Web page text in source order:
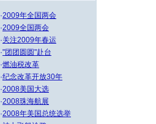
·2009年全国两会
·2009全国两会
·关注2009年春运
·"团团圆圆"赴台
·燃油税改革
·纪念改革开放30年
·2008美国大选
·2008珠海航展
·2008年美国总统选举